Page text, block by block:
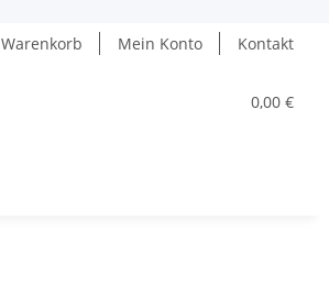
Warenkorb Mein Konto Kontakt
0,00 €